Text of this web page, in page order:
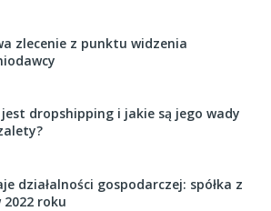
zlecenie z punktu widzenia
dropshipping i jakie są jego wady
działalności gospodarczej: spółka z
2022 roku